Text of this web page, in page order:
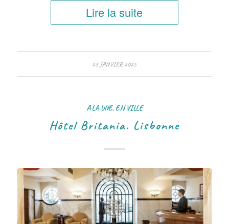
Lire la suite
23 JANVIER 2025
A LA UNE,EN VILLE
Hôtel Britania. Lisbonne